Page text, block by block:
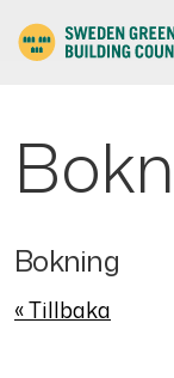
Bokning
« Tillbaka